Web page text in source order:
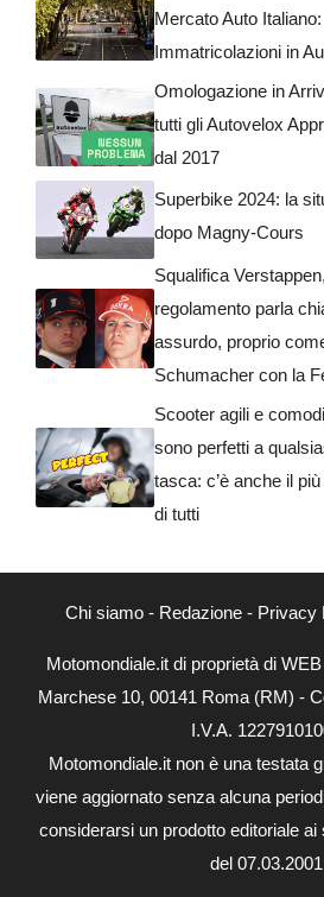
Mercato Auto Italiano:
Immatricolazioni in
Omologazione in
tutti gli Autovelox
dal 2017
Superbike 2024: la
dopo Magny-Cours
Squalifica
regolamento parla
assurdo, proprio
Schumacher con la
Scooter agili e
sono perfetti a
tasca: c’è anche il
di tutti
Chi siamo- Redazione- Privacy
Motomondiale.it di proprietà di
Marchese 10, 00141 Roma (RM) -
I.V.A.
Motomondiale.it non è una testata
viene aggiornato senza alcuna
considerarsi un prodotto editoriale ai
del 07.03.2001